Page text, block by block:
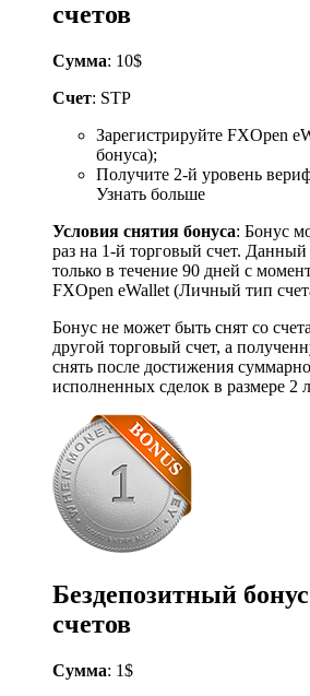
счетов
Сумма: 10$
Счет: STP
Зарегистрируйте FXOpen
бонуса);
Получите 2-й уровень
Узнать больше
Условия снятия бонуса: Бонус
раз на 1-й торговый счет. Данный
только в течение 90 дней с
FXOpen eWallet (Личный тип
Бонус не может быть снят со
другой торговый счет, а
снять после достижения
исполненных сделок в размере 2
Бездепозитный
счетов
Сумма: 1$